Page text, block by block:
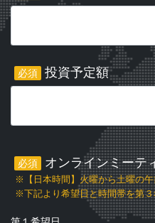
必須 投資予定額
必須 オンラインミーテ
※【日本時間】火曜から土曜の
※下記より希望日と時間帯を第